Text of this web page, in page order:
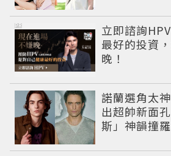
立即諮詢
最好的投資
晚！
PR
諾蘭選角太
出超帥新面
斯」神韻撞